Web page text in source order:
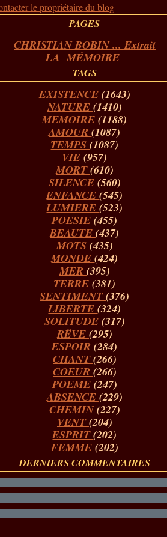
le propriétaire du blog
PAGES
CHRISTIAN BOBIN ... Extrait
LA MÉMOIRE
TAGS
EXISTENCE (1643)
NATURE (1410)
MEMOIRE(1188)
AMOUR(1087)
TEMPS(1087)
VIE(957)
MORT(610)
SILENCE (560)
ENFANCE(545)
LUMIERE(523)
POESIE(455)
BEAUTE(437)
MOTS (435)
MONDE(424)
MER (395)
TERRE(381)
SENTIMENT(376)
LIBERTE(324)
SOLITUDE (317)
RÊVE (295)
ESPOIR(284)
CHANT(266)
COEUR (266)
POEME (247)
ABSENCE (229)
CHEMIN(227)
VENT(204)
ESPRIT(202)
FEMME (202)
DERNIERS COMMENTAIRES